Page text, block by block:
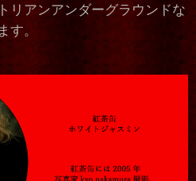
リアンアンダーグラウンドな
す。